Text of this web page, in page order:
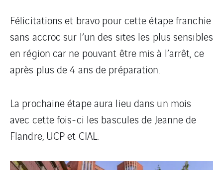
Félicitations et bravo pour cette étape franchie
sans accroc sur l’un des sites les plus sensibles
en région car ne pouvant être mis à l’arrêt, ce
après plus de 4 ans de préparation.
La prochaine étape aura lieu dans un mois
avec cette fois-ci les bascules de Jeanne de
Flandre, UCP et CIAL.